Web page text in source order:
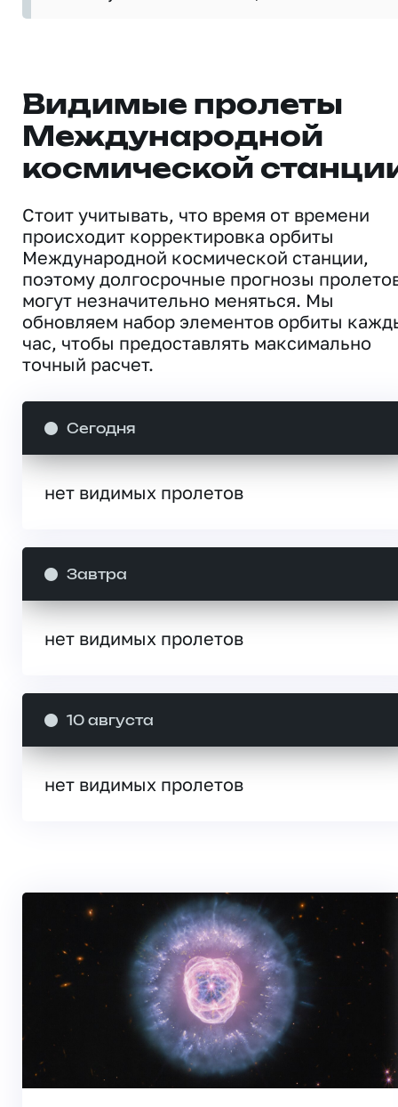
Видимые пролеты
Международной
космической
Стоит учитывать, что время от времени
происходит корректировка орбиты
Международной космической станции,
поэтому долгосрочные прогнозы
могут незначительно меняться. Мы
обновляем набор элементов орбиты
час, чтобы предоставлять максимально
точный расчет.
Сегодня
нет видимых пролетов
Завтра
нет видимых пролетов
10 августа
нет видимых пролетов